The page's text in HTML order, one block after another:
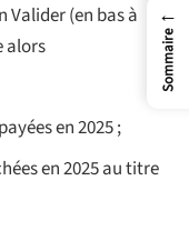
Valider (en bas à
alors
en 2025 ;
en 2025 au titre
←
Sommaire